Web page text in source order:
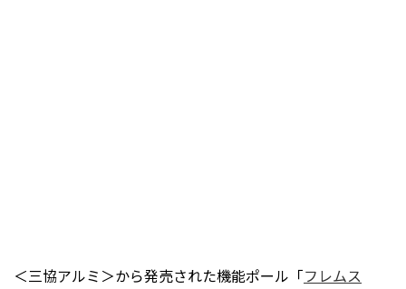
＜三協アルミ＞から発売された機能ポール「フレムス